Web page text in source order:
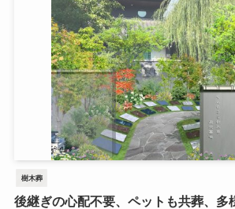
樹木葬
後継ぎの心配不要、ペットも共葬、多